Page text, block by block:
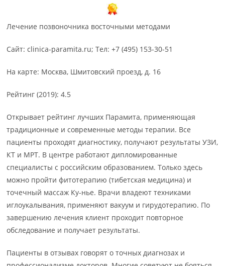
Лечение позвоночника восточными методами
Сайт: clinica-paramita.ru; Тел: +7 (495) 153-30-51
На карте: Москва, Шмитовский проезд, д. 16
Рейтинг (2019): 4.5
Открывает рейтинг лучших Парамита, применяющая
традиционные и современные методы терапии. Все
пациенты проходят диагностику, получают результаты УЗИ,
КТ и МРТ. В центре работают дипломированные
специалисты с российским образованием. Только здесь
можно пройти фитотерапию (тибетская медицина) и
точечный массаж Ку-нье. Врачи владеют техниками
иглоукалывания, применяют вакуум и гирудотерапию. По
завершению лечения клиент проходит повторное
обследование и получает результаты.
Пациенты в отзывах говорят о точных диагнозах и